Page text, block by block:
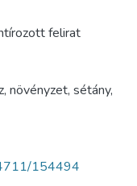
felirat
, növényzet, sétány,
154494